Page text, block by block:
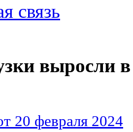
связь
выросли в
20 февраля 2024